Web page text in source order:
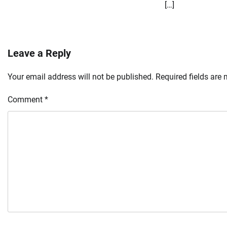
[…]
Leave a Reply
Your email address will not be published. Required fields are
Comment *